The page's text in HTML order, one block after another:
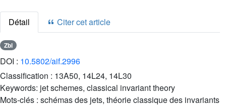
Détail Citer cet article
Zbl
DOI : 10.5802/aif.2996
Classification : 13A50, 14L24, 14L30
Keywords: jet schemes, classical invariant theory
Mots-clés : schémas des jets, théorie classique des invariants